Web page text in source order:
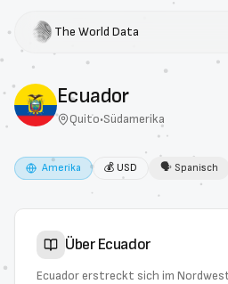
The World Data
Ecuador
Quito•Südamerika
Amerika 💰 USD 🗣 Spanisch
Über Ecuador
Ecuador erstreckt sich im